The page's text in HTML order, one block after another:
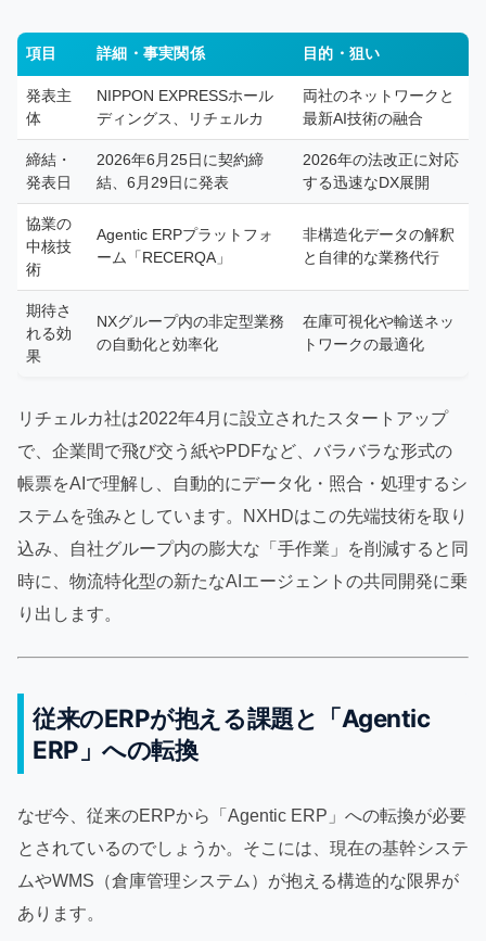
項目 詳細・事実関係 目的・狙い
発表主
体
NIPPON EXPRESSホール
ディングス、リチェルカ
両社のネットワークと
最新AI技術の融合
締結・
発表日
2026年6月25日に契約締
結、6月29日に発表
2026年の法改正に対応
する迅速なDX展開
協業の
中核技
術
Agentic ERPプラットフォ
ーム「RECERQA」
非構造化データの解釈
と自律的な業務代行
期待さ
れる効
果
NXグループ内の非定型業務
の自動化と効率化
在庫可視化や輸送ネッ
トワークの最適化
リチェルカ社は2022年4月に設立されたスタートアップ
で、企業間で飛び交う紙やPDFなど、バラバラな形式の
帳票をAIで理解し、自動的にデータ化・照合・処理するシ
ステムを強みとしています。NXHDはこの先端技術を取り
込み、自社グループ内の膨大な「手作業」を削減すると同
時に、物流特化型の新たなAIエージェントの共同開発に乗
り出します。
従来のERPが抱える課題と「Agentic
ERP」への転換
なぜ今、従来のERPから「Agentic ERP」への転換が必要
とされているのでしょうか。そこには、現在の基幹システ
ムやWMS（倉庫管理システム）が抱える構造的な限界が
あります。